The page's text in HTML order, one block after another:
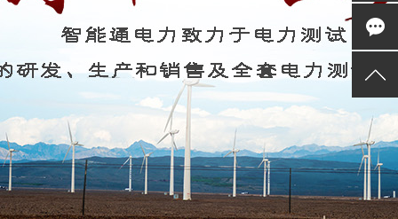
91抖音轻量版iso通
统自动
继电保护、二次回路
备
局放在线监测及电力监
蓄电池、直流系统检测
电缆、线路检测及安全
互感器校验及测试设备
SF6气体检测设备
油、化分析仪